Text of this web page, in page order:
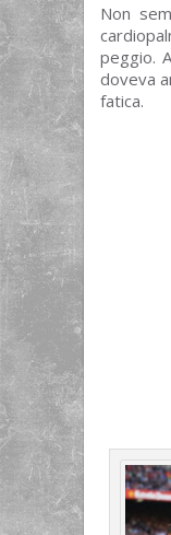
Non
peggio.
doveva
fatica.